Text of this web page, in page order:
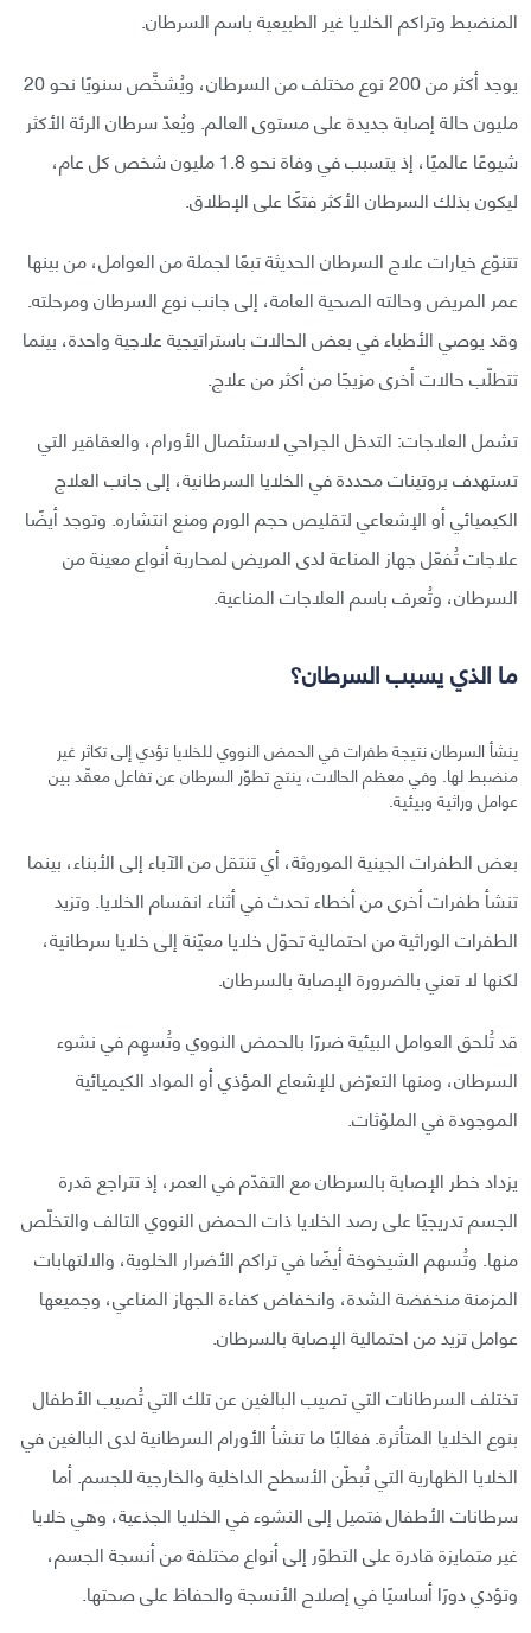
المنضبط وتراكم الخلايا غير الطبيعية باسم السرطان.
يوجد أكثر من 200 نوع مختلف من السرطان، ويُشخَّص سنويًا نحو 20
مليون حالة إصابة جديدة على مستوى العالم. ويُعدّ سرطان الرئة الأكثر
شيوعًا عالميًا، إذ يتسبب في وفاة نحو 1.8 مليون شخص كل عام،
ليكون بذلك السرطان الأكثر فتكًا على الإطلاق.
تتنوّع خيارات علاج السرطان الحديثة تبعًا لجملة من العوامل، من بينها
عمر المريض وحالته الصحية العامة، إلى جانب نوع السرطان ومرحلته.
وقد يوصي الأطباء في بعض الحالات باستراتيجية علاجية واحدة، بينما
تتطلّب حالات أخرى مزيجًا من أكثر من علاج.
تشمل العلاجات: التدخل الجراحي لاستئصال الأورام، والعقاقير التي
تستهدف بروتينات محددة في الخلايا السرطانية، إلى جانب العلاج
الكيميائي أو الإشعاعي لتقليص حجم الورم ومنع انتشاره. وتوجد أيضًا
علاجات تُفعّل جهاز المناعة لدى المريض لمحاربة أنواع معينة من
السرطان، وتُعرف باسم العلاجات المناعية.
ما الذي يسبب السرطان؟
ينشأ السرطان نتيجة طفرات في الحمض النووي للخلايا تؤدي إلى تكاثر غير
منضبط لها. وفي معظم الحالات، ينتج تطوّر السرطان عن تفاعل معقّد بين
عوامل وراثية وبيئية.
بعض الطفرات الجينية الموروثة، أي تنتقل من الآباء إلى الأبناء، بينما
تنشأ طفرات أخرى من أخطاء تحدث في أثناء انقسام الخلايا. وتزيد
الطفرات الوراثية من احتمالية تحوّل خلايا معيّنة إلى خلايا سرطانية،
لكنها لا تعني بالضرورة الإصابة بالسرطان.
قد تُلحق العوامل البيئية ضررًا بالحمض النووي وتُسهِم في نشوء
السرطان، ومنها التعرّض للإشعاع المؤذي أو المواد الكيميائية
الموجودة في الملوّثات.
يزداد خطر الإصابة بالسرطان مع التقدّم في العمر، إذ تتراجع قدرة
الجسم تدريجيًا على رصد الخلايا ذات الحمض النووي التالف والتخلّص
منها. وتُسهم الشيخوخة أيضًا في تراكم الأضرار الخلوية، والالتهابات
المزمنة منخفضة الشدة، وانخفاض كفاءة الجهاز المناعي، وجميعها
عوامل تزيد من احتمالية الإصابة بالسرطان.
تختلف السرطانات التي تصيب البالغين عن تلك التي تُصيب الأطفال
بنوع الخلايا المتأثرة. فغالبًا ما تنشأ الأورام السرطانية لدى البالغين في
الخلايا الظهارية التي تُبطّن الأسطح الداخلية والخارجية للجسم. أما
سرطانات الأطفال فتميل إلى النشوء في الخلايا الجذعية، وهي خلايا
غير متمايزة قادرة على التطوّر إلى أنواع مختلفة من أنسجة الجسم،
وتؤدي دورًا أساسيًا في إصلاح الأنسجة والحفاظ على صحتها.